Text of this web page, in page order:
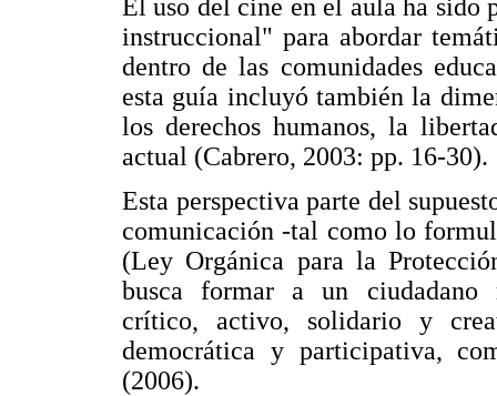
El uso del cine en el aula ha
instruccional" para abordar
dentro de las comunidades
esta guía incluyó también la
los derechos humanos, la
actual (Cabrero, 2003: pp. 16-30).
Esta perspectiva parte del
comunicación -tal como lo
(Ley Orgánica para la
busca formar a un ciudadano
crítico, activo, solidario y
democrática y participativa,
(2006).